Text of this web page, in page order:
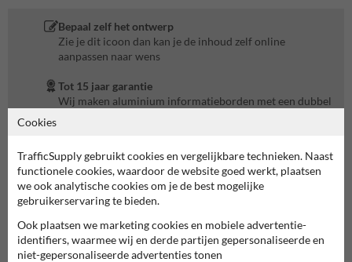
Bepaal zelf het ontwerp
Zie je dit icoon dan kan je de inhoud zelf online
aanpassen naar wens
Tot 15 jaar garantie
Wij maken aluminium informatieborden met een dubbel
Montagematerialen nodig?
Plaats het product in de winkelmand voor
montageadvies
Materialen laten plaatsen?
TrafficSupply beschikt over een eigen plaatsingsdienst
Cookies
TrafficSupply gebruikt cookies en vergelijkbare technieken. Naast
functionele cookies, waardoor de website goed werkt, plaatsen
we ook analytische cookies om je de best mogelijke
gebruikerservaring te bieden.
Ook plaatsen we marketing cookies en mobiele advertentie-
identifiers, waarmee wij en derde partijen gepersonaliseerde en
niet-gepersonaliseerde advertenties tonen